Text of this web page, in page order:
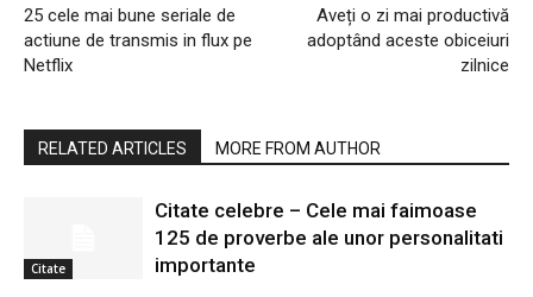
25 cele mai bune seriale de
actiune de transmis in flux pe
Netflix
Aveți o zi mai productivă
adoptând aceste obiceiuri
zilnice
RELATED ARTICLES MORE FROM AUTHOR
Citate
Citate celebre – Cele mai faimoase
125 de proverbe ale unor personalitati
importante